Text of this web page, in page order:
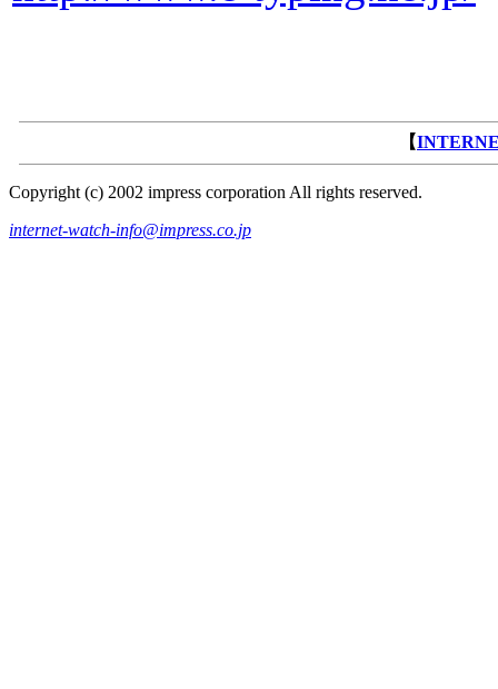
【
Copyright (c) 2002 impress corporation All rights reserved.
internet-watch-info@impress.co.jp